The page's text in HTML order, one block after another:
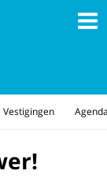
Vestigingen